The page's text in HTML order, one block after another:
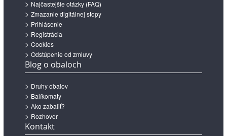
Najčastejšie otázky (FAQ)
Zmazanie digitálnej stopy
Prihlásenie
Registrácia
Cookies
Odstúpenie od zmluvy
Blog o obaloch
Druhy obalov
Balíkomaty
Ako zabaliť?
Rozhovor
Kontakt